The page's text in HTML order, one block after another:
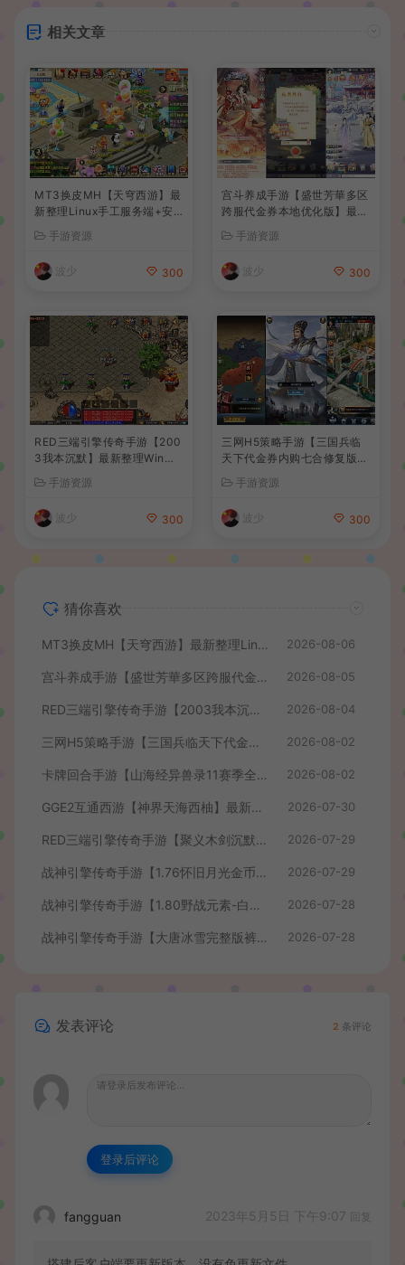
相关文章
MT3换皮MH【天穹西游】最
新整理Linux手工服务端+安
建教程+全套源码+视频教程
手游资源
波少 300
宫斗养成手游【盛世芳華多区
跨服代金券本地优化版】最新
手工服务端+CDK授权后台
+安卓+详细搭建教程
手游资源
波少 300
RED三端引擎传奇手游【200
3我本沉默】最新整理Win系
细搭建教程
手游资源
波少 300
三网H5策略手游【三国兵临
天下代金券内购七合修复版】
+Linux手工服务端+管理后台
+GM授权后台+简易安卓客户
端+详细搭建教程+视频教程
手游资源
波少 300
猜你喜欢
MT3换皮MH【天穹西游】最新整理Linux手工服务端+安卓苹果双端+GM后台+详细搭建教程+全套源码+视频教程 2026-08-06
宫斗养成手游【盛世芳華多区跨服代金券本地优化版】最新整理单机一键即玩端+Linux手工服务端+CDK授权后台+安卓+详细搭建教程 2026-08-05
RED三端引擎传奇手游【2003我本沉默】最新整理Win系服务端+安卓苹果PC三端+详细搭建教程 2026-08-04
三网H5策略手游【三国兵临天下代金券内购七合修复版】最新整理单机一键即玩镜像端+Linux手工服务端+管理后台+GM授权后台+简易安卓客户端+详细搭建教程+视频教程 2026-08-02
卡牌回合手游【山海经异兽录11赛季全人物代金券内购版】最新整理WIN系服务端+授权GM后台+管理后台+热更修改工具+安卓+详细搭建教程 2026-08-02
GGE2互通西游【神界天海西柚】最新整理Win系服务端+安卓苹果PC三端+内置GM工具+全套源码+详细搭建教程+视频教程 2026-07-30
RED三端引擎传奇手游【聚义木剑沉默高仿嘟嘟沉默】最新整理Win系服务端+安卓苹果PC三端+详细搭建教程 2026-07-29
战神引擎传奇手游【1.76怀旧月光金币版】最新整理Win系复古服务端+安卓苹果双端+GM授权物品后台+详细搭建教程 2026-07-29
战神引擎传奇手游【1.80野战元素-白猪7.2免授权】最新整理Win系特色服务端+安卓+GM授权物品后台+详细搭建教程 2026-07-28
战神引擎传奇手游【大唐冰雪完整版裤衩7.0免授权】最新整理Win系特色服务端+GM授权后台+安卓苹果双端+详细搭建教程 2026-07-28
发表评论 2 条评论
登录后评论
fangguan 2023年5月5日 下午9:07 回复